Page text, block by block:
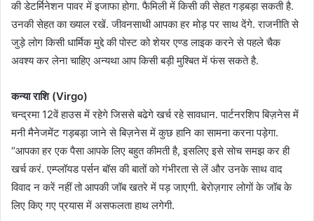
की डेटर्मिनेशन पावर में इजाफा होगा. फैमिली में किसी की सेहत गड़बड़ा सकती है.
उनकी सेहत का ख्याल रखें. जीवनसाथी आपका हर मोड़ पर साथ देंगे. राजनीति से
जुड़े लोग किसी धार्मिक मुद्दे की पोस्ट को शेयर एण्ड लाइक करने से पहले चैक
अवश्य कर लेना चाहिए अन्यथा आप किसी बड़ी मुश्बित में फंस सकते है.
कन्या राशि (Virgo)
चन्द्रमा 12वें हाउस में रहेगे जिससे बढेगे खर्च रहे सावधान. पार्टनरशिप बिज़नेस में
मनी मैनेजमेंट गड़बड़ा जाने से बिज़नेस में कुछ हानि का सामना करना पड़ेगा.
“आपका हर एक पैसा आपके लिए बहुत कीमती है, इसलिए इसे सोच समझ कर ही
खर्च करं. एम्प्लॉयड पर्सन बॉस की बातों को गंभीरता से लें और उनके साथ वाद
विवाद न करें नहीं तो आपकी जॉब खतरे में पड़ जाएगी. बेरोज़गार लोगों के जॉब के
लिए किए गए प्रयास में असफलता हाथ लगेगी.